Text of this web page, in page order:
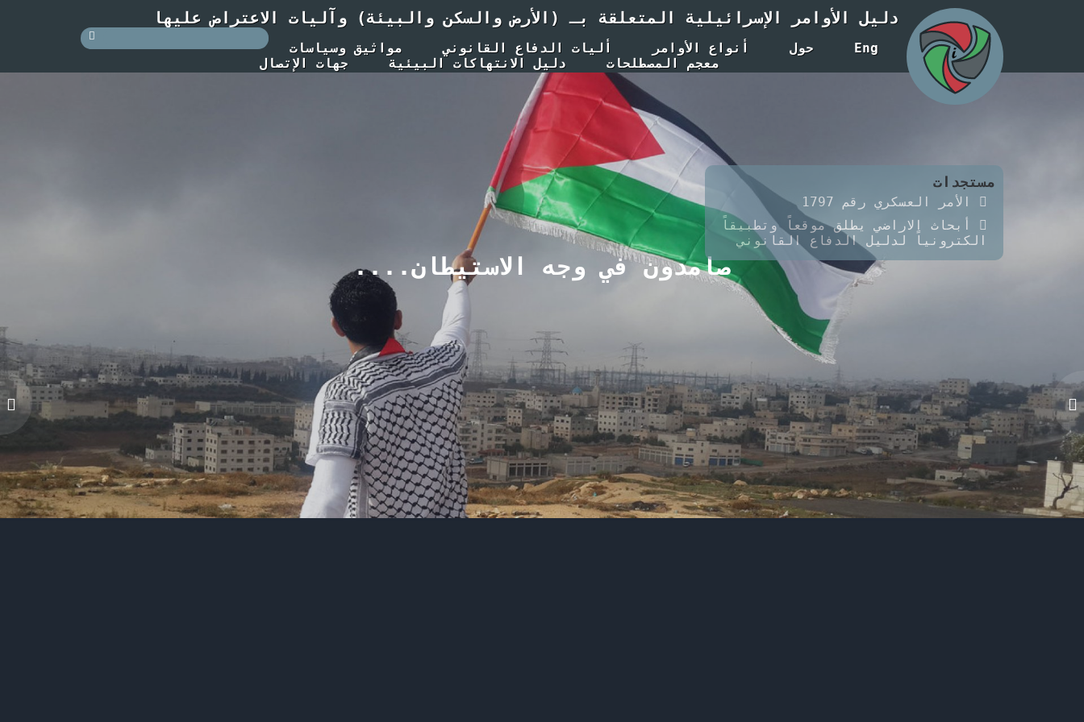
دليل الأوامر الإسرائيلية المتعلقة بـ (الأرض والسكن والبيئة) وآليات الاعتراض عليها
Eng حول أنواع الأوامر أليات الدفاع القانوني
مواثيق وسياسات
معجم المصطلحات
دليل الانتهاكات البيئية جهات الإتصال
صامدون في وجه الاستيطان....
مستجدات
الأمر العسكري رقم 1797
أبحاث الاراضي يطلق موقعاً وتطبيقاً
الكترونياً لدليل الدفاع القانوني